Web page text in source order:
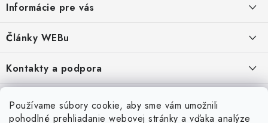
Používame súbory cookie, aby sme vám umožnili
pohodlné prehliadanie webovej stránky a vďaka analýze
p
ä
e
Informácie pre vás
Obchodné podmienky
Moja objednávka
Odstúpenie od zmluvy
Články WEBu
Dôležité oznamy
16.6.2026
Nákup na splátky
23.10.2022
Kontakty a podpora
2.8.2022
Servisné služby